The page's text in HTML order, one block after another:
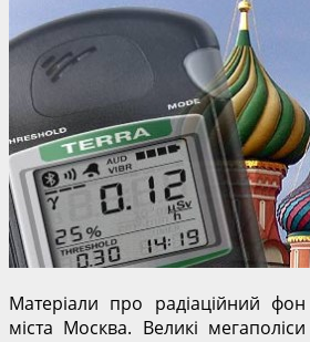
Матеріали про радіаційний фон
міста Москва. Великі